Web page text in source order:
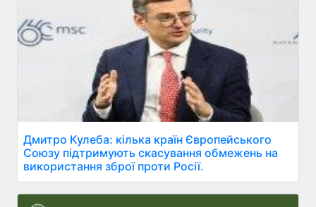
Дмитро Кулеба: кілька країн Європейського
Союзу підтримують скасування обмежень на
використання зброї проти Росії.